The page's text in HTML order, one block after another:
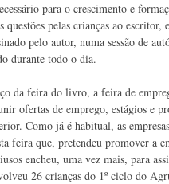
para o crescimento e
pelas crianças ao escritor,
pelo autor, numa sessão de
durante todo o dia.
da feira do livro, a feira de
ofertas de emprego, estágios e
Como já é habitual, as
feira que, pretendeu promover a
encheu, uma vez mais, para
26 crianças do 1º ciclo do